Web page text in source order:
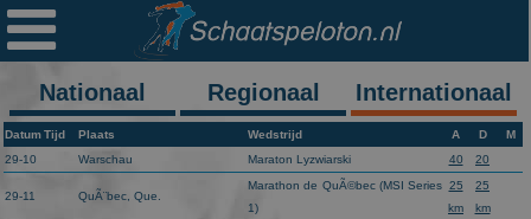

Nationaal Regionaal Internationaal
DatumTijd Plaats Wedstrijd A D
M
29-10
Warschau Maraton Lyzwiarski 40 20
29-11 QuÃ¨bec, Que.
Marathon de QuÃ©bec (MSI Series
1)
25
km
25
km